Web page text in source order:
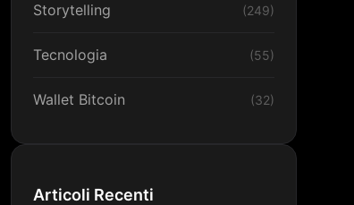
Storytelling (249)
Tecnologia (55)
Wallet Bitcoin (32)
Articoli Recenti